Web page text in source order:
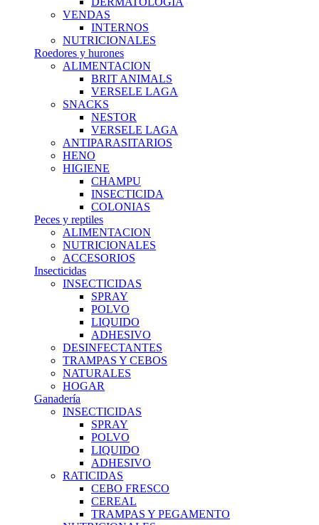
VENDAS
INTERNOS
NUTRICIONALES
Roedores y hurones
ALIMENTACION
BRIT ANIMALS
VERSELE LAGA
SNACKS
NESTOR
VERSELE LAGA
ANTIPARASITARIOS
HENO
HIGIENE
CHAMPU
INSECTICIDA
COLONIAS
Peces y reptiles
ALIMENTACION
NUTRICIONALES
ACCESORIOS
Insecticidas
INSECTICIDAS
SPRAY
POLVO
LIQUIDO
ADHESIVO
DESINFECTANTES
TRAMPAS Y CEBOS
NATURALES
HOGAR
Ganadería
INSECTICIDAS
SPRAY
POLVO
LIQUIDO
ADHESIVO
RATICIDAS
CEBO FRESCO
CEREAL
TRAMPAS Y PEGAMENTO